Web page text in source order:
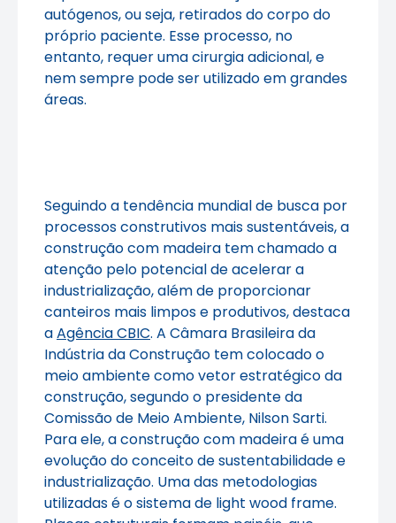
autógenos, ou seja, retirados do corpo do
próprio paciente. Esse processo, no
entanto, requer uma cirurgia adicional, e
nem sempre pode ser utilizado em grandes
áreas.
Seguindo a tendência mundial de busca por
processos construtivos mais sustentáveis, a
construção com madeira tem chamado a
atenção pelo potencial de acelerar a
industrialização, além de proporcionar
canteiros mais limpos e produtivos, destaca
aAgência CBIC. A Câmara Brasileira da
Indústria da Construção tem colocado o
meio ambiente como vetor estratégico da
construção, segundo o presidente da
Comissão de Meio Ambiente, Nilson Sarti.
Para ele, a construção com madeira é uma
evolução do conceito de sustentabilidade e
industrialização. Uma das metodologias
utilizadas é o sistema de light wood frame.